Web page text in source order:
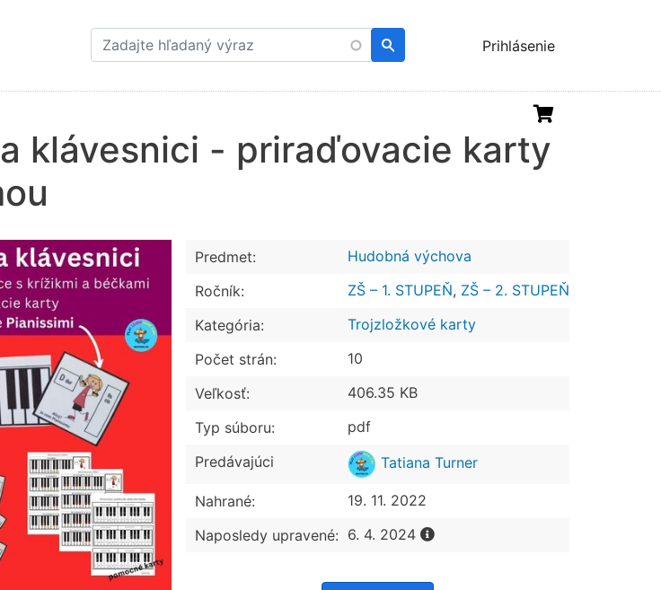
hlavný
Menu
Prihlásenie
klávesnici - priraďovacie karty
Predmet:
Hudobná výchova
Ročník:
ZŠ – 1. STUPEŇ, ZŠ – 2. STUPEŇ
Kategória:
Trojzložkové karty
Počet strán:
10
Veľkosť:
406.35 KB
Typ súboru:
pdf
Predávajúci
Tatiana Turner
Nahrané:
19. 11. 2022
Naposledy upravené: 6. 4. 2024